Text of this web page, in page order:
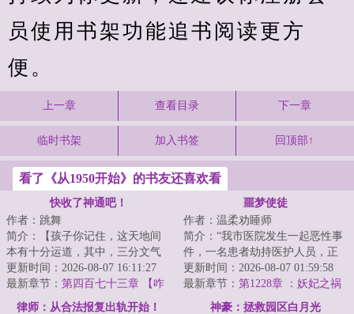
员使用书架功能追书阅读更方
便。
上一章 查看目录 下一章
临时书架 加入书签 回顶部↑
看了《从1950开始》的书友还喜欢看
快收了神通吧！
作者：跳舞
简介：【孩子你记住，这天地间
本有十分运道，其中，三分文气
七分武，还有一分定乾坤！】
【++……咦？老祖...
更新时间：2026-08-07 16:11:27
最新章节： 第四百七十三章 【咋
跪下了？】
噩梦使徒
作者：温柔劝睡师
简介：“我市医院发生一起恶性事
件，一名患者劫持医护人员，正
在与警方对峙......”杨逍关闭电视
机，下一...
更新时间：2026-08-07 01:59:58
最新章节： 第1228章 ：妖妃之祸
律师：从合法报复出轨开始！
神豪：拯救园区白月光